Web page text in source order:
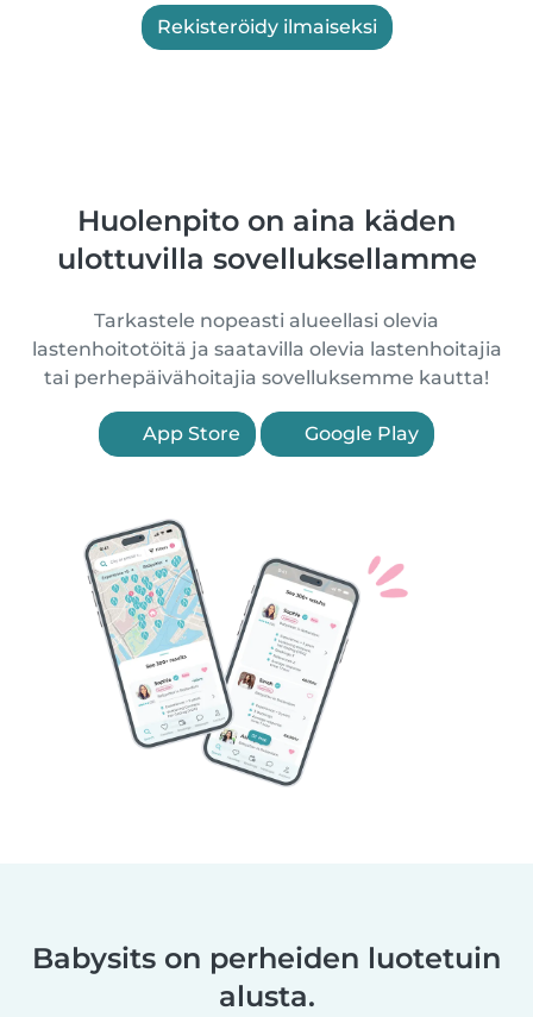
Rekisteröidy ilmaiseksi
Huolenpito on aina käden
ulottuvilla sovelluksellamme
Tarkastele nopeasti alueellasi olevia
lastenhoitotöitä ja saatavilla olevia lastenhoitajia
tai perhepäivähoitajia sovelluksemme kautta!
App Store Google Play
Babysits on perheiden luotetuin
alusta.